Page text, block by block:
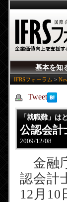
基本を知
IFRSフォーラム >
Tweet
「就職難」は
公認会計
2009/12/08
金融
認会計
12月